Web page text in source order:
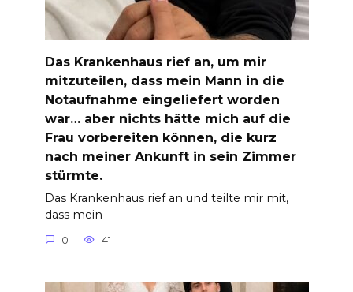
Das Krankenhaus rief an, um mir
mitzuteilen, dass mein Mann in die
Notaufnahme eingeliefert worden
war… aber nichts hätte mich auf die
Frau vorbereiten können, die kurz
nach meiner Ankunft in sein Zimmer
stürmte.
Das Krankenhaus rief an und teilte mir mit,
dass mein
0 41